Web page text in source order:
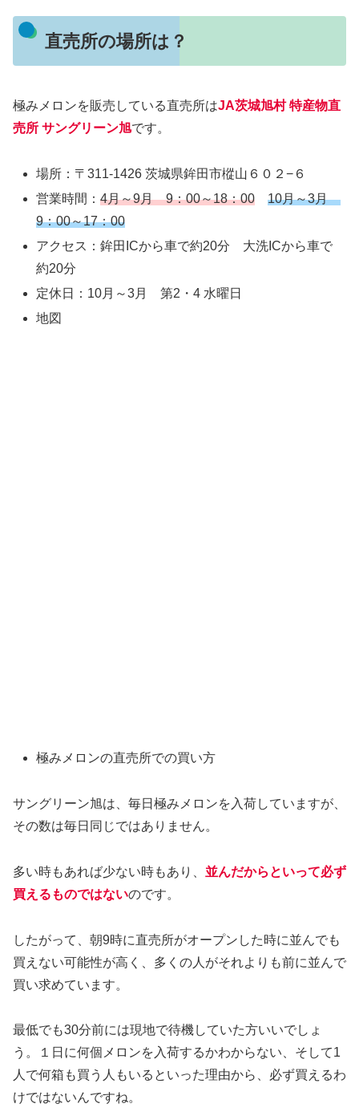
直売所の場所は？
極みメロンを販売している直売所はJA茨城旭村 特産物直
売所 サングリーン旭です。
場所：〒311-1426 茨城県鉾田市樅山６０２−６
営業時間：4月～9月 9：00～18：00
10月～3月
9：00～17：00
アクセス：鉾田ICから車で約20分 大洗ICから車で
約20分
定休日：10月～3月 第2・4 水曜日
地図
極みメロンの直売所での買い方
サングリーン旭は、毎日極みメロンを入荷していますが、
その数は毎日同じではありません。
多い時もあれば少ない時もあり、 並んだからといって必ず
買えるものではないのです。
したがって、朝9時に直売所がオープンした時に並んでも
買えない可能性が高く、多くの人がそれよりも前に並んで
買い求めています。
最低でも30分前には現地で待機していた方いいでしょ
う。１日に何個メロンを入荷するかわからない、そして1
人で何箱も買う人もいるといった理由から、必ず買えるわ
けではないんですね。